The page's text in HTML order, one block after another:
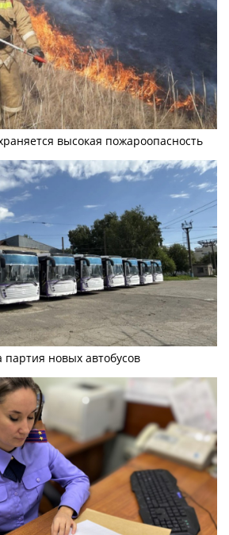
высокая пожароопасность
партия новых автобусов